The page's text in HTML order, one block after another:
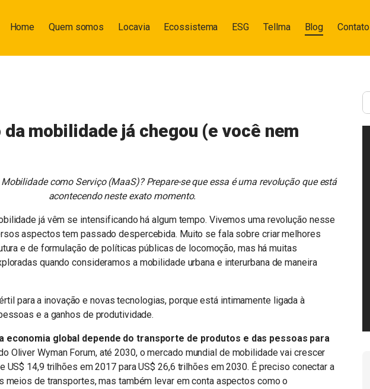
Home Quem somos Locavia Ecossistema ESG Tellma Blog Contato
mobilidade já chegou (e você nem
como Serviço (MaaS)? Prepare-se que essa é uma revolução que está
acontecendo neste exato momento.
já vêm se intensificando há algum tempo. Vivemos uma revolução nesse
aspectos tem passado despercebida. Muito se fala sobre criar melhores
e de formulação de políticas públicas de locomoção, mas há muitas
quando consideramos a mobilidade urbana e interurbana de maneira
para a inovação e novas tecnologias, porque está intimamente ligada à
e a ganhos de produtividade.
economia global depende do transporte de produtos e das pessoas para
Oliver Wyman Forum, até 2030, o mercado mundial de mobilidade vai crescer
US$ 14,9 trilhões em 2017 para US$ 26,6 trilhões em 2030. É preciso conectar a
meios de transportes, mas também levar em conta aspectos como o